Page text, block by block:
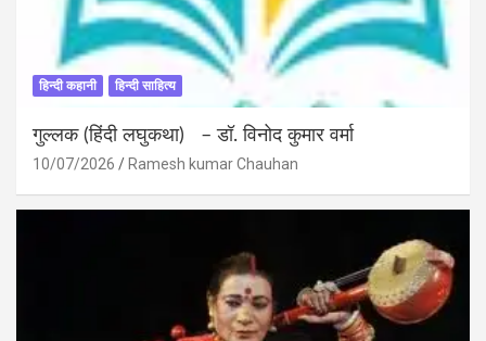
हिन्दी कहानी हिन्दी साहित्य
गुल्लक (हिंदी लघुकथा) – डॉ. विनोद कुमार वर्मा
10/07/2026 Ramesh kumar Chauhan